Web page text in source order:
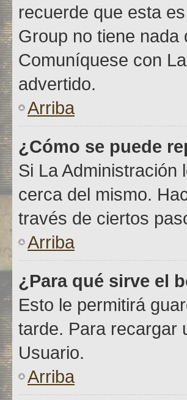
recuerde que esta
Group no tiene
Comuníquese con
advertido.
Arriba
¿Cómo se puede
Si La Administración
cerca del mismo.
través de ciertos
Arriba
¿Para qué sirve el
Esto le permitirá
tarde. Para recargar
Usuario.
Arriba